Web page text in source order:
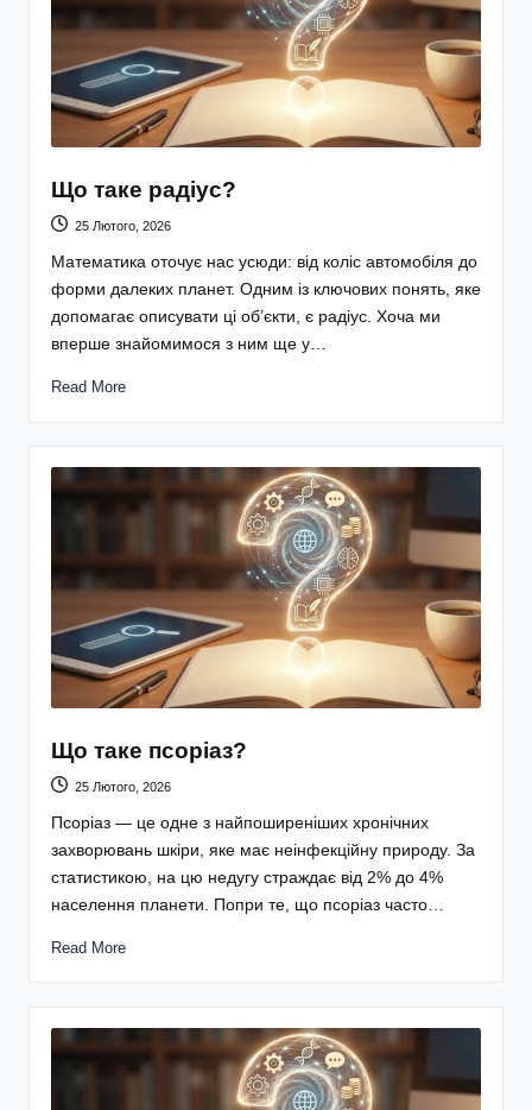
Що таке радіус?
25 Лютого, 2026
Математика оточує нас усюди: від коліс автомобіля до
форми далеких планет. Одним із ключових понять, яке
допомагає описувати ці об’єкти, є радіус. Хоча ми
вперше знайомимося з ним ще у…
Read More
Що таке псоріаз?
25 Лютого, 2026
Псоріаз — це одне з найпоширеніших хронічних
захворювань шкіри, яке має неінфекційну природу. За
статистикою, на цю недугу страждає від 2% до 4%
населення планети. Попри те, що псоріаз часто…
Read More